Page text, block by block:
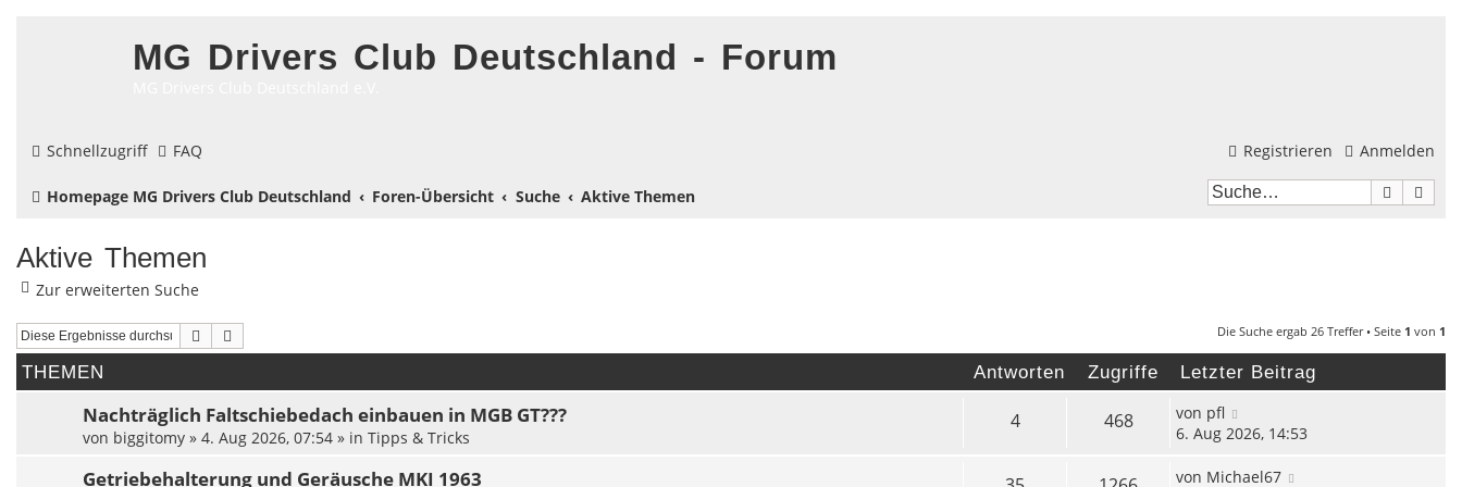
MG Drivers Club Deutschland - Forum
Schnellzugriff FAQ Anmelden
Registrieren
Homepage MG Drivers Club Deutschland Foren-Übersicht Suche Aktive Themen Suche
Aktive Themen
Zur erweiterten Suche
Suche Die Suche ergab 26 Treffer • Seite 1 von 1
THEMEN Antworten Zugriffe Letzter Beitrag
Nachträglich Faltschiebedach einbauen in MGB GT???
von biggitomy » 4. Aug 2026, 07:54 » in Tipps & Tricks
4 468 von pfl
6. Aug 2026, 14:53
Getriebehalterung und Geräusche MKI 1963 von Michael67